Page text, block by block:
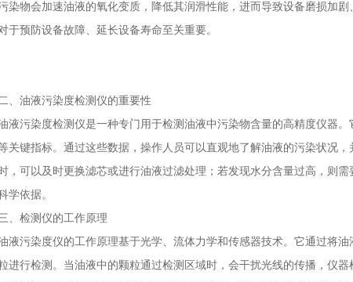
染物会加速油液的氧化变质，降低其润滑性能，进而导致设备磨损加
于预防设备故障、延长设备寿命至关重要。
油液污染度检测仪的重要性
污染度检测仪是一种专门用于检测油液中污染物含量的高精度仪器。
关键指标。通过这些数据，操作人员可以直观地了解油液的污染状况
，可以及时更换滤芯或进行油液过滤处理；若发现水分含量过高，则
学依据。
检测仪的工作原理
污染度仪的工作原理基于光学、流体力学和传感器技术。它通过将油
进行检测。当油液中的颗粒通过检测区域时，会干扰光线的传播，仪